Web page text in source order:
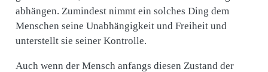
abhängen. Zumindest nimmt ein solches Ding dem
Menschen seine Unabhängigkeit und Freiheit und
unterstellt sie seiner Kontrolle.
Auch wenn der Mensch anfangs diesen Zustand der